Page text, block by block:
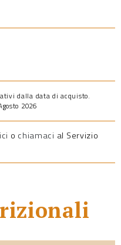
dalla data di acquisto.
2026
o chiamaci al Servizio